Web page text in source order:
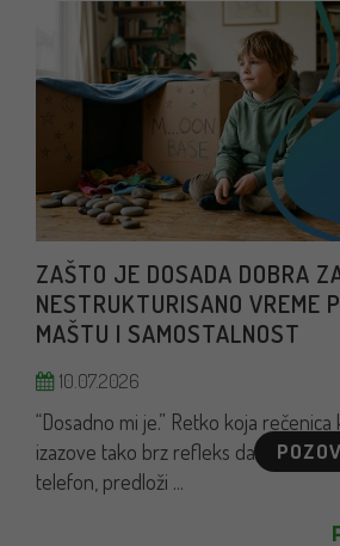
ZAŠTO JE DOSADA DOBRA
NESTRUKTURISANO VREME
MAŠTU I SAMOSTALNOST
10.07.2026
“Dosadno mi je.” Retko koja
izazove tako brz refleks da nešto
telefon, predloži ...